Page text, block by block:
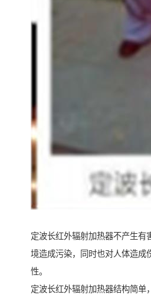
定波长红外辐射加热器不产生有
境造成污染，同时也对人体造成
性。
定波长红外辐射加热器结构简单